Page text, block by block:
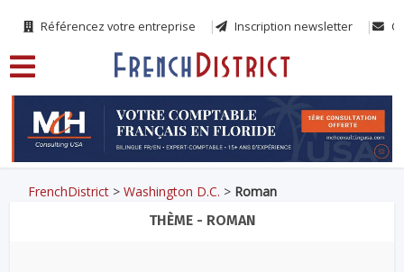
Référencez votre entreprise Inscription newsletter
FrenchDistrict >Washington D.C. > Roman
THÈME - ROMAN